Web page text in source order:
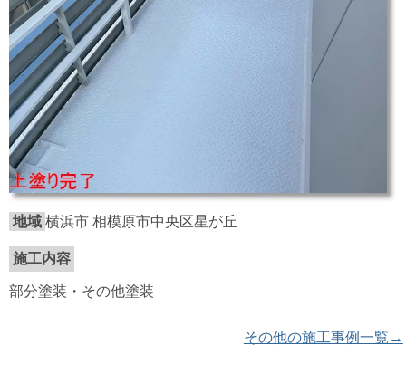
地域 横浜市 相模原市中央区星が丘
施工内容
部分塗装・その他塗装
その他の施工事例一覧→